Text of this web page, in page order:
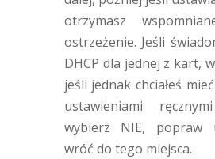
otrzymasz
ostrzeżenie. Jeśli
DHCP dla jednej z kart,
jeśli jednak chciałeś
ustawieniami
wybierz NIE, popraw
wróć do tego miejsca.